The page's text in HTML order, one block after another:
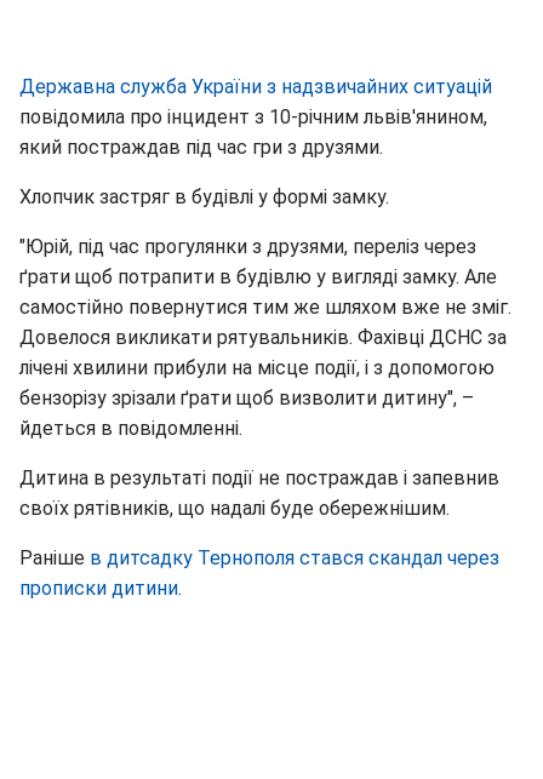
Державна служба України з надзвичайних ситуацій
повідомила про інцидент з 10-річним львів'янином,
який постраждав під час гри з друзями.
Хлопчик застряг в будівлі у формі замку.
"Юрій, під час прогулянки з друзями, переліз через
ґрати щоб потрапити в будівлю у вигляді замку. Але
самостійно повернутися тим же шляхом вже не зміг.
Довелося викликати рятувальників. Фахівці ДСНС за
лічені хвилини прибули на місце події, і з допомогою
бензорізу зрізали ґрати щоб визволити дитину", –
йдеться в повідомленні.
Дитина в результаті події не постраждав і запевнив
своїх рятівників, що надалі буде обережнішим.
Раніше в дитсадку Тернополя стався скандал через
прописки дитини.